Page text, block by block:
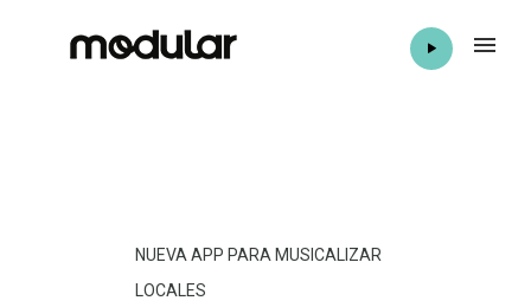
NUEVA APP PARA MUSICALIZAR
LOCALES